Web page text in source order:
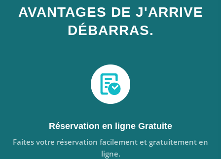
AVANTAGES DE J'ARRIVE
DÉBARRAS.
Réservation en ligne Gratuite
Faites votre réservation facilement et gratuitement en
ligne.